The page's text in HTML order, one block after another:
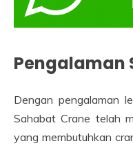
Pengalaman
Dengan pengalaman
Sahabat Crane telah
yang membutuhkan